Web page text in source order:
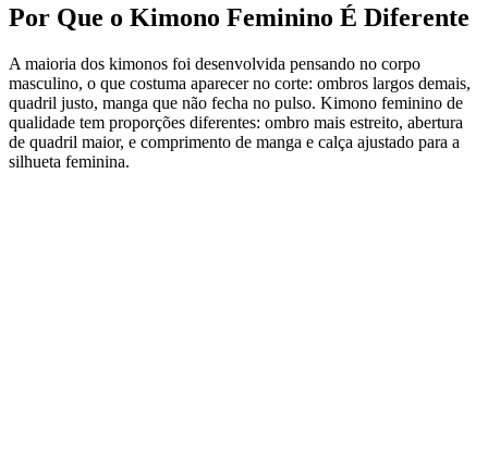
Por Que o Kimono Feminino É Diferente
A maioria dos kimonos foi desenvolvida pensando no corpo
masculino, o que costuma aparecer no corte: ombros largos demais,
quadril justo, manga que não fecha no pulso. Kimono feminino de
qualidade tem proporções diferentes: ombro mais estreito, abertura
de quadril maior, e comprimento de manga e calça ajustado para a
silhueta feminina.